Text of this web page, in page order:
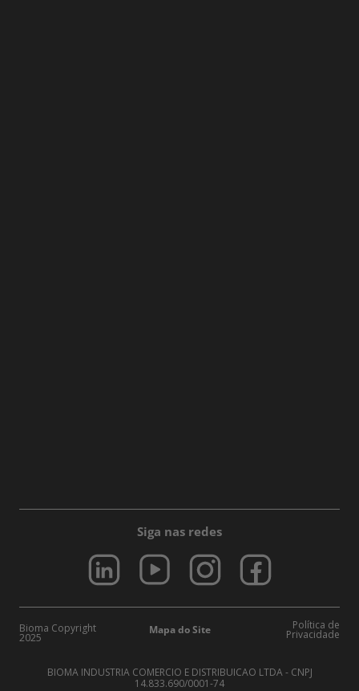
Siga nas redes
Bioma Copyright
2025
Mapa do Site Política de
Privacidade
BIOMA INDUSTRIA COMERCIO E DISTRIBUICAO LTDA - CNPJ
14.833.690/0001-74